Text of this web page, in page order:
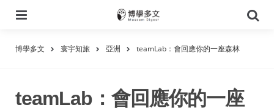
尋
博學多文 寰宇知旅 亞洲 teamLab：會回應你的一座森林
teamLab：會回應你的一座